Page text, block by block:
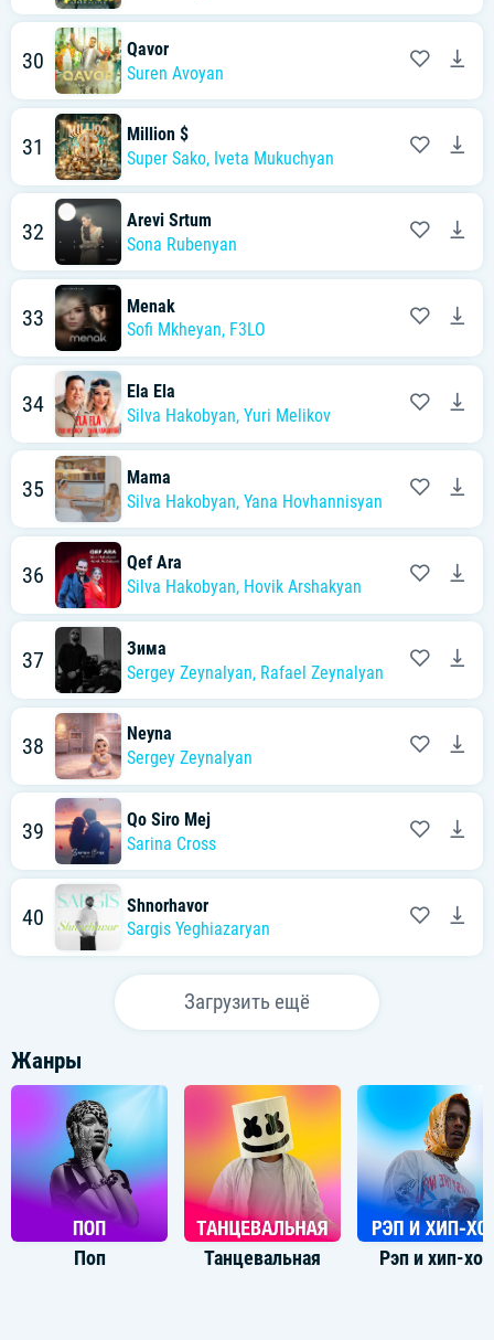
30
Qavor
Suren Avoyan
31
Million $
Super Sako, Iveta Mukuchyan
32
Arevi Srtum
Sona Rubenyan
33
Menak
Sofi Mkheyan, F3LO
34
Ela Ela
Silva Hakobyan, Yuri Melikov
35
Mama
Silva Hakobyan, Yana Hovhannisyan
36
Qef Ara
Silva Hakobyan, Hovik Arshakyan
37
Зима
Sergey Zeynalyan, Rafael Zeynalyan
38
Neyna
Sergey Zeynalyan
39
Qo Siro Mej
Sarina Cross
40
Shnorhavor
Sargis Yeghiazaryan
Загрузить ещё
Жанры
Поп Танцевальная Рэп и хип-хоп